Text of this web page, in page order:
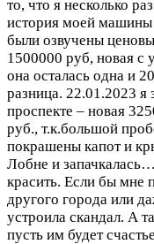
то, что я несколько
история моей машины
были озвучены
1500000 руб, новая с
она осталась одна и
разница. 22.01.2023 я
проспекте – новая
руб., т.к.большой
покрашены капот и
Лобне и
красить. Если бы мне
другого города или
устроила скандал. А
пусть им будет